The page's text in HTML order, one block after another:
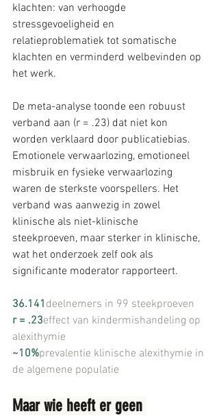
klachten: van verhoogde
stressgevoeligheid en
relatieproblematiek tot somatische
klachten en verminderd welbevinden op
het werk.
De meta-analyse toonde een robuust
verband aan (r = .23) dat niet kon
worden verklaard door publicatiebias.
Emotionele verwaarlozing, emotioneel
misbruik en fysieke verwaarlozing
waren de sterkste voorspellers. Het
verband was aanwezig in zowel
klinische als niet-klinische
steekproeven, maar sterker in klinische,
wat het onderzoek zelf ook als
significante moderator rapporteert.
36.141 deelnemers in 99 steekproeven
r = .23effect van kindermishandeling op
alexithymie
~10%prevalentie klinische alexithymie in
de algemene populatie
Maar wie heeft er geen